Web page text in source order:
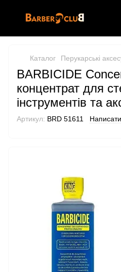
Каталог Перукарські
BARBICIDE
концентрат для
інструментів та
Артикул: BRD 51611 Написати